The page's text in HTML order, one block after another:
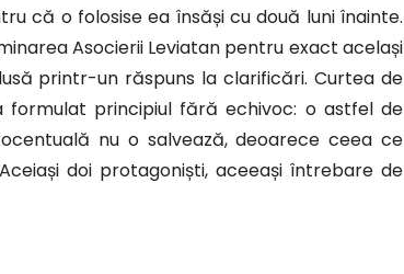
că o folosise ea însăși cu două luni înainte.
Asocierii Leviatan pentru exact același
printr-un răspuns la clarificări. Curtea de
principiul fără echivoc: o astfel de
nu o salvează, deoarece ceea ce
doi protagoniști, aceeași întrebare de